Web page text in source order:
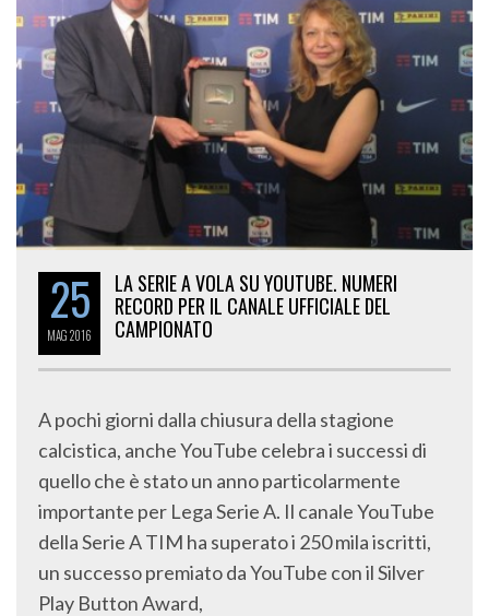
25
MAG2016
LA SERIE A VOLA SU YOUTUBE. NUMERI
RECORD PER IL CANALE UFFICIALE DEL
CAMPIONATO
A pochi giorni dalla chiusura della stagione
calcistica, anche YouTube celebra i successi di
quello che è stato un anno particolarmente
importante per Lega Serie A. Il canale YouTube
della Serie A TIM ha superato i 250 mila iscritti,
un successo premiato da YouTube con il Silver
Play Button Award,